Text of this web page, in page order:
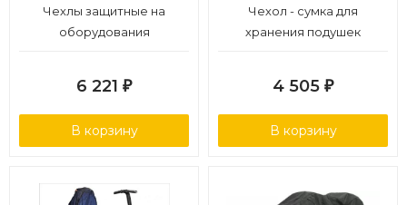
Чехлы защитные на
оборудования
6 221 ₽
В корзину
Чехол - сумка для
хранения подушек
4 505 ₽
В корзину